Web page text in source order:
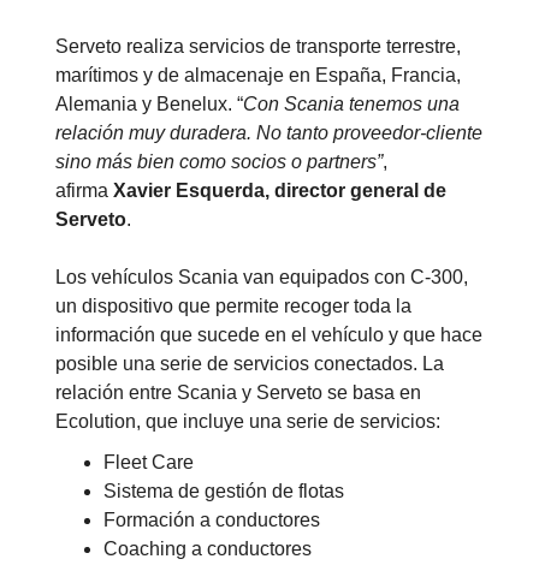
Serveto realiza servicios de transporte terrestre,
marítimos y de almacenaje en España, Francia,
Alemania y Benelux. “Con Scania tenemos una
relación muy duradera. No tanto proveedor-cliente
sino más bien como socios o partners”,
afirma Xavier Esquerda, director general de
Serveto.
Los vehículos Scania van equipados con C-300,
un dispositivo que permite recoger toda la
información que sucede en el vehículo y que hace
posible una serie de servicios conectados. La
relación entre Scania y Serveto se basa en
Ecolution, que incluye una serie de servicios:
Fleet Care
Sistema de gestión de flotas
Formación a conductores
Coaching a conductores